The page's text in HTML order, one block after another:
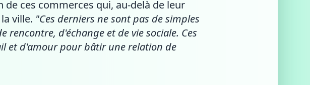
ces commerces qui, au-delà de leur
ville. "Ces derniers ne sont pas de simples
d'échange et de vie sociale. Ces
et d'amour pour bâtir une relation de